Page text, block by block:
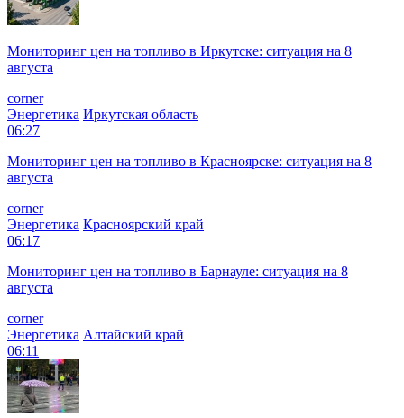
Мониторинг цен на топливо в Иркутске: ситуация на 8
августа
corner
Энергетика Иркутская область
06:27
Мониторинг цен на топливо в Красноярске: ситуация на 8
августа
corner
Энергетика Красноярский край
06:17
Мониторинг цен на топливо в Барнауле: ситуация на 8
августа
corner
Энергетика Алтайский край
06:11